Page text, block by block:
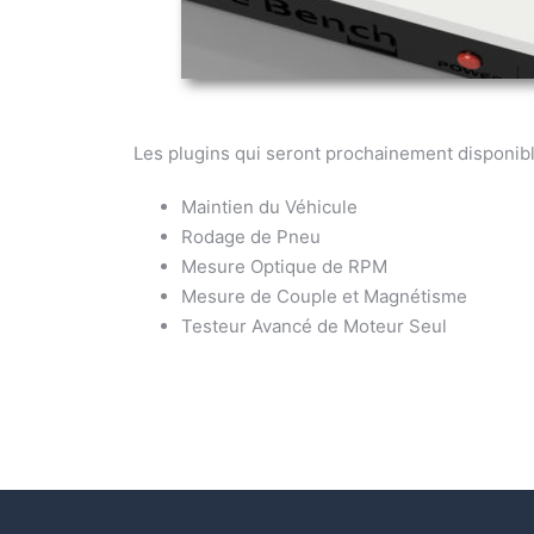
Les plugins qui seront prochainement
Maintien du Véhicule
Rodage de Pneu
Mesure Optique de RPM
Mesure de Couple et Magnétisme
Testeur Avancé de Moteur Seul